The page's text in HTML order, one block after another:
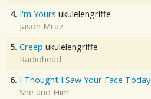
4. I'm Yours ukulelengriffe
Jason Mraz
5. Creep ukulelengriffe
Radiohead
6. I Thought I Saw Your Face Today
She and Him